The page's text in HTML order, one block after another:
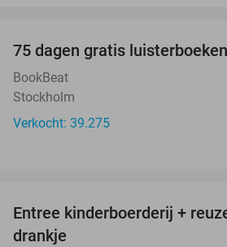
75 dagen gratis
BookBeat
Stockholm
Verkocht: 39.275
Entree kinderboerderij +
drankje